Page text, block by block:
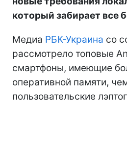
который забирает все
Медиа РБК-Украина со
рассмотрело топовые
смартфоны, имеющие
оперативной памяти,
пользовательские